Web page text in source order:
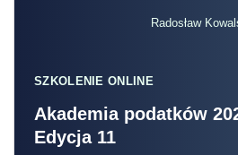
Radosław
SZKOLENIE ONLINE
Akademia podatków
Edycja 11